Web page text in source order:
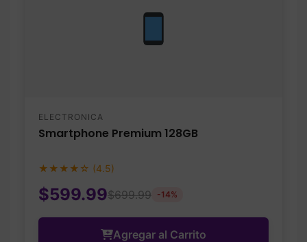
ELECTRONICA
Smartphone Premium 128GB
★★★★☆ (4.5)
$599.99$699.99 -14%
Agregar al Carrito